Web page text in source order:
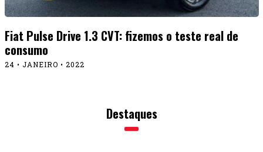
Fiat Pulse Drive 1.3 CVT: fizemos o teste real de
consumo
24 • JANEIRO • 2022
Destaques